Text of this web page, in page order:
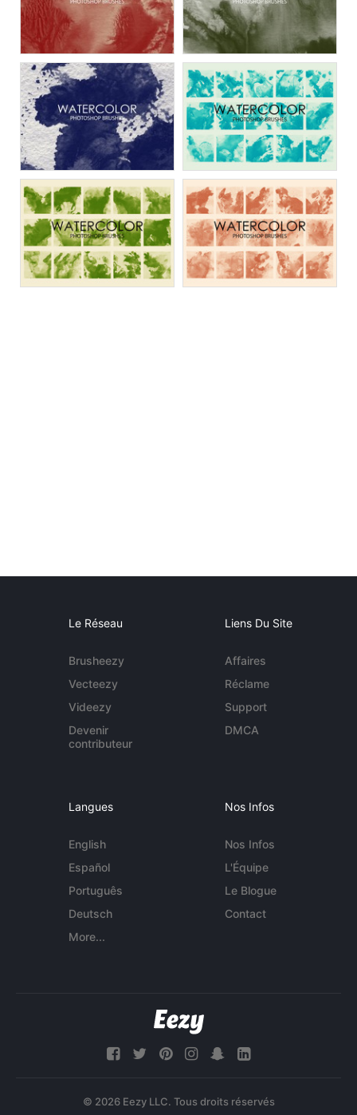
Le Réseau
Brusheezy
Vecteezy
Videezy
Devenir
contributeur
Liens Du Site
Affaires
Réclame
Support
DMCA
Langues
English
Español
Português
Deutsch
More...
Nos Infos
Nos Infos
L'Équipe
Le Blogue
Contact
© 2026 Eezy LLC. Tous droits réservés